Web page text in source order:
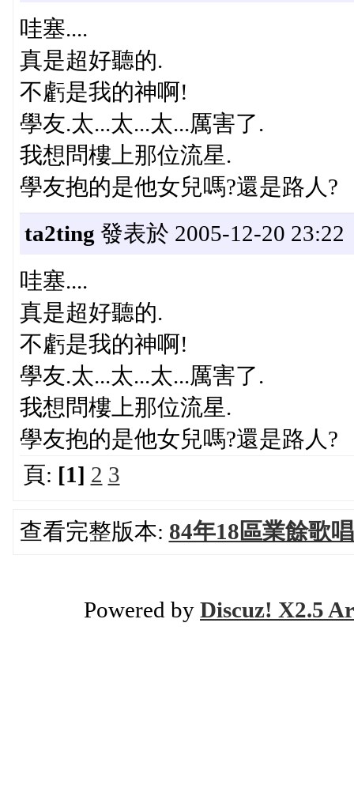
哇塞....
真是超好聽的.
不虧是我的神啊!
學友.太...太...太...厲害了.
我想問樓上那位流星.
學友抱的是他女兒嗎?還是路人?
ta2ting 發表於 2005-12-20 23:22
哇塞....
真是超好聽的.
不虧是我的神啊!
學友.太...太...太...厲害了.
我想問樓上那位流星.
學友抱的是他女兒嗎?還是路人?
頁: [1] 2 3
查看完整版本: 84年18區業餘歌
Powered by Discuz! X2.5